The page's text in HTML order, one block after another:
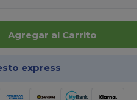
Agregar al Carrito
express